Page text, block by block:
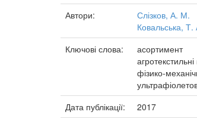
Автори:
Слізков, А. М.
Ковальська, Т.
Ключові слова:
асортимент
фізико-
Дата публікації:
2017